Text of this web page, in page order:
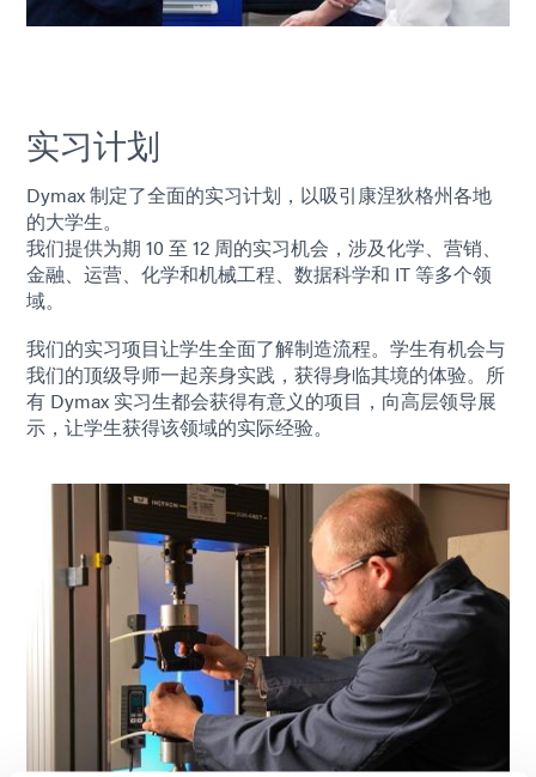
实习计划
Dymax 制定了全面的实习计划，以吸引康涅狄格州各地
的大学生。
我们提供为期 10 至 12 周的实习机会，涉及化学、营销、
金融、运营、化学和机械工程、数据科学和 IT 等多个领
域。
我们的实习项目让学生全面了解制造流程。学生有机会与
我们的顶级导师一起亲身实践，获得身临其境的体验。所
有 Dymax 实习生都会获得有意义的项目，向高层领导展
示，让学生获得该领域的实际经验。